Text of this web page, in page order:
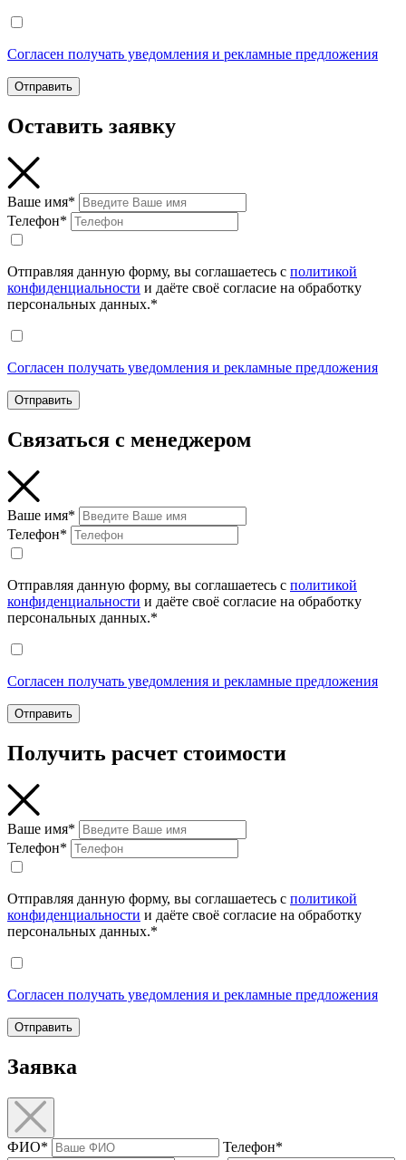
Согласен получать уведомления и рекламные предложения
Отправить
Оставить заявку
Ваше имя*
Телефон*
Отправляя данную форму, вы соглашаетесь с политикой
конфиденциальности и даёте своё согласие на обработку
персональных данных.*
Согласен получать уведомления и рекламные предложения
Отправить
Связаться с менеджером
Ваше имя*
Телефон*
Отправляя данную форму, вы соглашаетесь с политикой
конфиденциальности и даёте своё согласие на обработку
персональных данных.*
Согласен получать уведомления и рекламные предложения
Отправить
Получить расчет стоимости
Ваше имя*
Телефон*
Отправляя данную форму, вы соглашаетесь с политикой
конфиденциальности и даёте своё согласие на обработку
персональных данных.*
Согласен получать уведомления и рекламные предложения
Отправить
Заявка
ФИО*
Телефон*